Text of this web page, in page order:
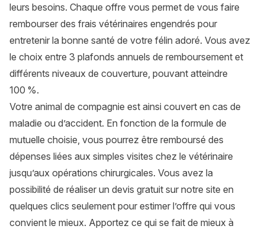
leurs besoins. Chaque offre vous permet de vous faire
rembourser des frais vétérinaires engendrés pour
entretenir la bonne santé de votre félin adoré. Vous avez
le choix entre 3 plafonds annuels de remboursement et
différents niveaux de couverture, pouvant atteindre
100 %.
Votre animal de compagnie est ainsi couvert en cas de
maladie ou d’accident. En fonction de la formule de
mutuelle choisie, vous pourrez être remboursé des
dépenses liées aux simples visites chez le vétérinaire
jusqu’aux opérations chirurgicales. Vous avez la
possibilité de réaliser un devis gratuit sur notre site en
quelques clics seulement pour estimer l’offre qui vous
convient le mieux. Apportez ce qui se fait de mieux à